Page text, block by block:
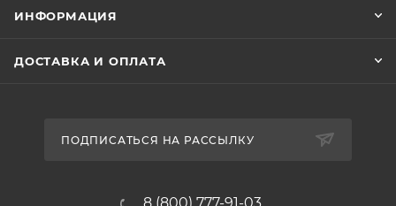
ИНФОРМАЦИЯ
ДОСТАВКА И ОПЛАТА
ПОДПИСАТЬСЯ НА РАССЫЛКУ